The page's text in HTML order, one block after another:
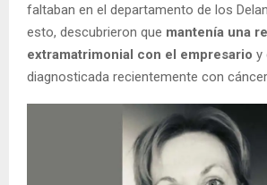
faltaban en el departamento de los
esto, descubrieron que mantenía una
extramatrimonial con el empresario y
diagnosticada recientemente con